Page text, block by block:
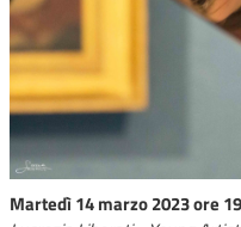
Martedì 14 marzo 2023 ore